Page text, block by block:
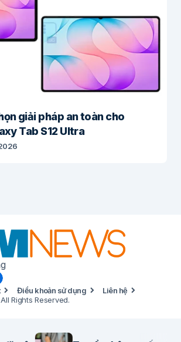
giải pháp an toàn cho
Tab S12 Ultra
Điều khoản sử dụng
Liên hệ
Rights Reserved.